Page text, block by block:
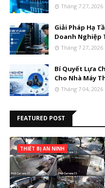
Tháng 7 27, 2026
Giải Pháp Hạ
Doanh Nghiệp
Tháng 7 27, 2026
Bí Quyết Lựa
Cho Nhà Máy
Tháng 7 04, 2026
FEATURED POST
THIẾT BỊ AN NINH